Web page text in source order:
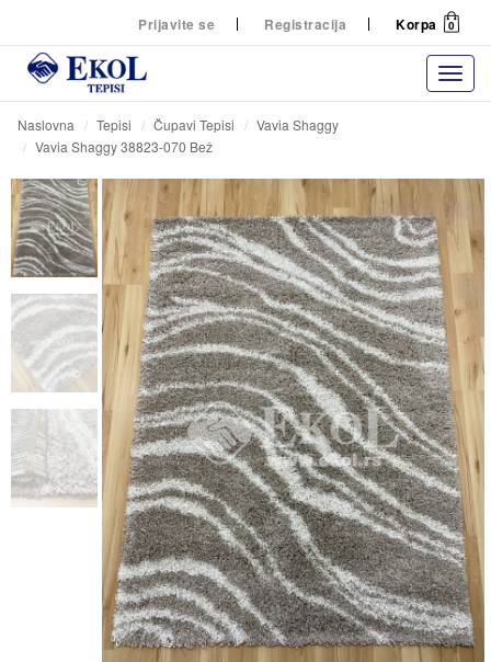
Prijavite se Registracija Korpa 0
Naslovna Tepisi Čupavi Tepisi
Vavia Shaggy
Vavia Shaggy 38823-070 Bež